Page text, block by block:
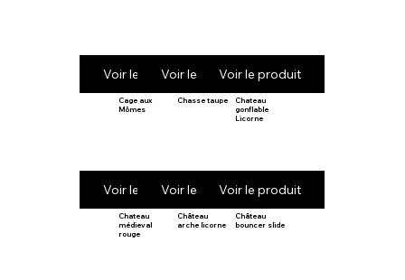
Voir le produitVoir le produitVoir le produit
Cage aux
Mômes
Voir le produit
Chasse taupe
Voir le produit
Chateau
gonflable
Licorne
Voir le produit
Chateau
médieval
rouge
Château
arche licorne
Château
bouncer slide